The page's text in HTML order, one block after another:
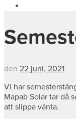
den 22 juni, 2021
Vi har
Mapab Solar tar då
att slippa vänta.